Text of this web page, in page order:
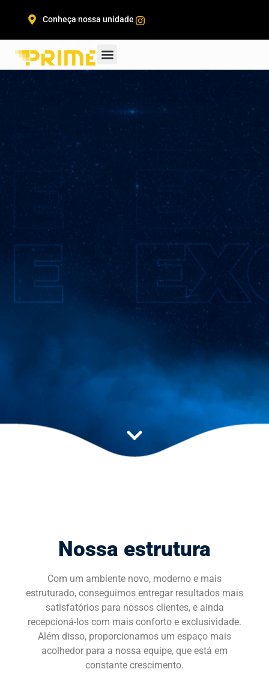
Conheça nossa unidade
SOLICITE UMA DEMONSTRAÇÃO
Nossa estrutura
Com um ambiente novo, moderno e mais
estruturado, conseguimos entregar resultados mais
satisfatórios para nossos clientes, e ainda
recepcioná-los com mais conforto e exclusividade.
Além disso, proporcionamos um espaço mais
acolhedor para a nossa equipe, que está em
constante crescimento.